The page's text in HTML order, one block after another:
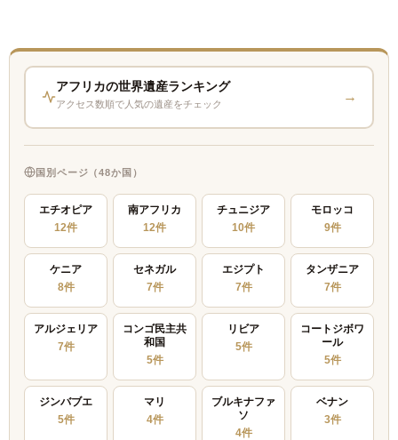
アフリカの世界遺産ランキング
アクセス数順で人気の遺産をチェック →
国別ページ（48か国）
エチオピア
12件
南アフリカ
12件
チュニジア
10件
モロッコ
9件
ケニア
8件
セネガル
7件
エジプト
7件
タンザニア
7件
アルジェリア
7件
コンゴ民主共
和国
5件
リビア
5件
コートジボワ
ール
5件
ジンバブエ
5件
マリ
4件
ブルキナファ
ソ
4件
ベナン
3件